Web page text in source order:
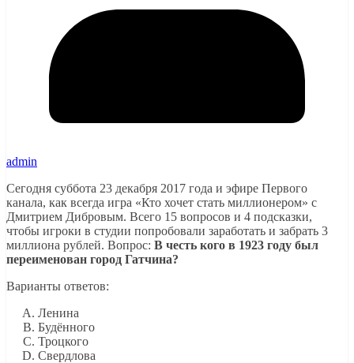
admin
Сегодня суббота 23 декабря 2017 года и эфире Первого
канала, как всегда игра «Кто хочет стать миллионером» с
Дмитрием Дибровым. Всего 15 вопросов и 4 подсказки,
чтобы игроки в студии попробовали заработать и забрать 3
миллиона рублей. Вопрос: В честь кого в 1923 году был
переименован город Гатчина?
Варианты ответов:
Ленина
Будённого
Троцкого
Свердлова